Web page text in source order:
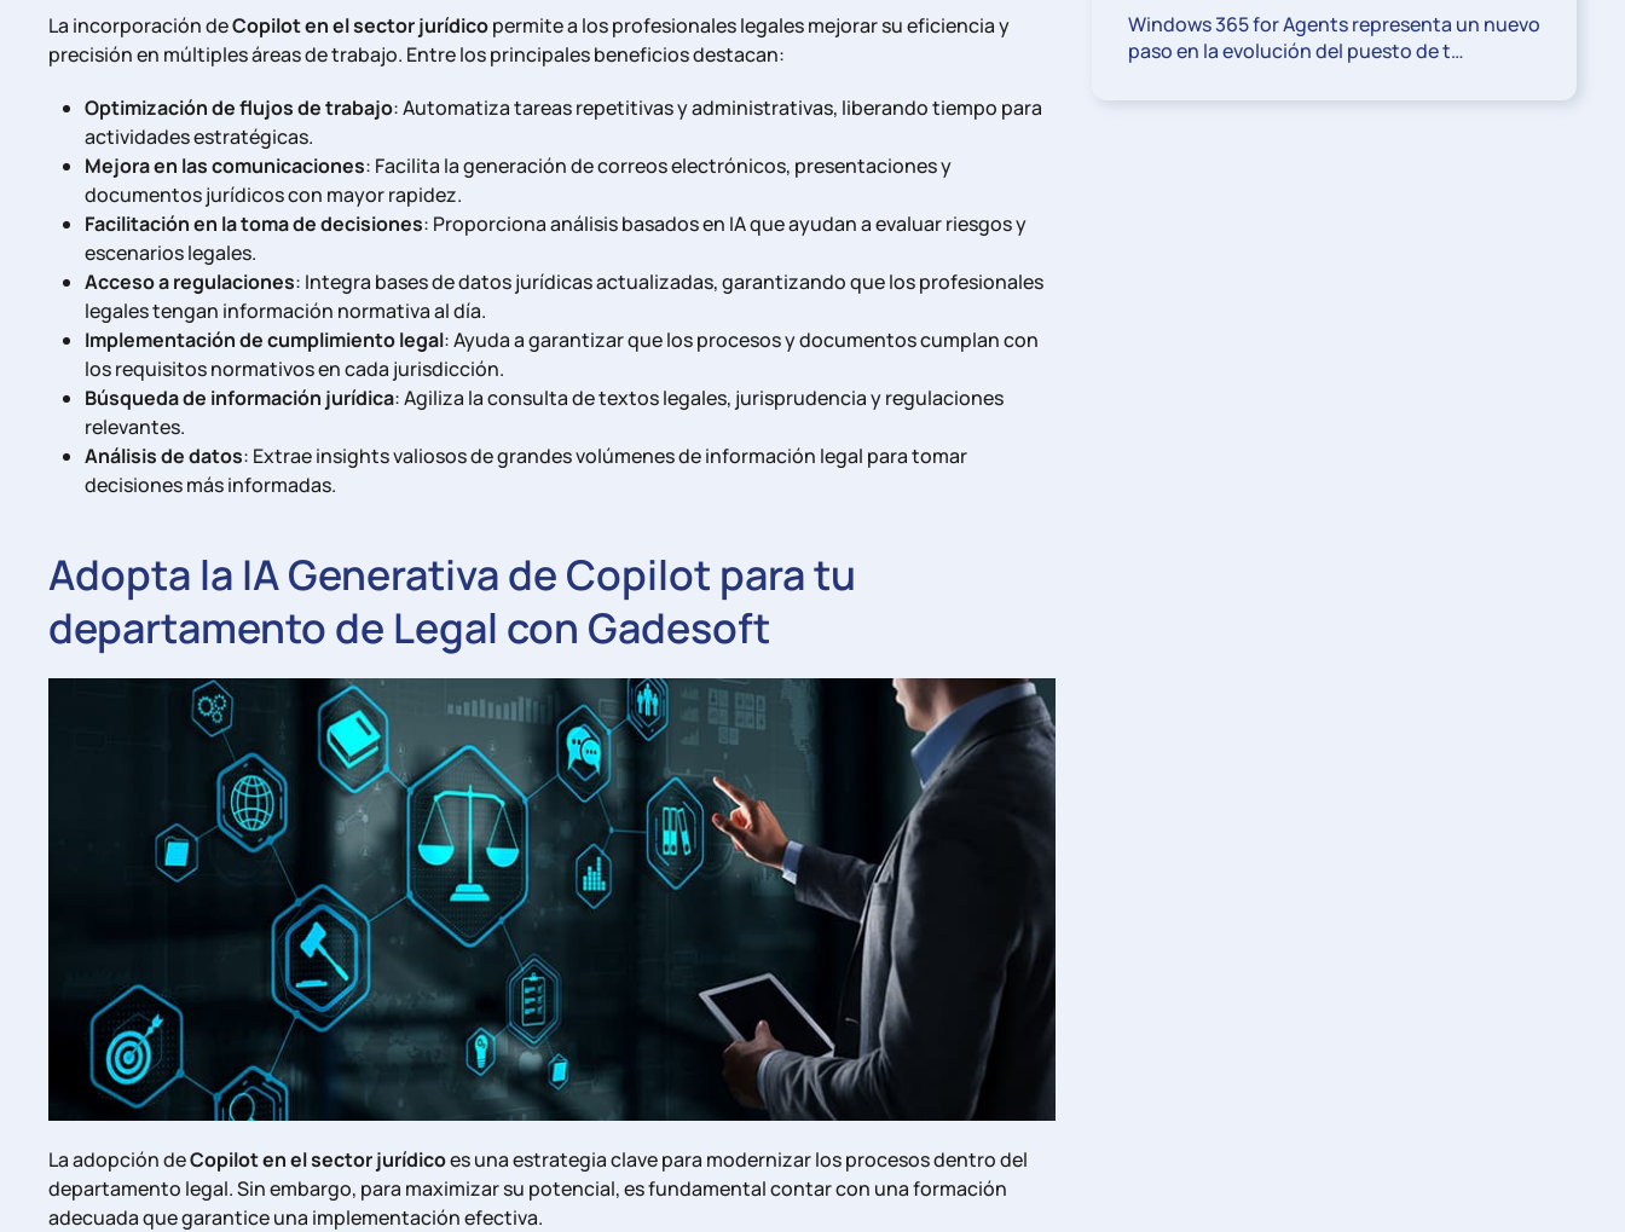
La incorporación deCopilot en el sector jurídicopermite a los profesionales legales mejorar su eficiencia y
precisión en múltiples áreas de trabajo. Entre los principales beneficios destacan:
Optimización de flujos de trabajo: Automatiza tareas repetitivas y administrativas, liberando tiempo para
actividades estratégicas.
Mejora en las comunicaciones: Facilita la generación de correos electrónicos, presentaciones y
documentos jurídicos con mayor rapidez.
Facilitación en la toma de decisiones: Proporciona análisis basados en IA que ayudan a evaluar riesgos y
escenarios legales.
Acceso a regulaciones: Integra bases de datos jurídicas actualizadas, garantizando que los profesionales
legales tengan información normativa al día.
Implementación de cumplimiento legal: Ayuda a garantizar que los procesos y documentos cumplan con
los requisitos normativos en cada jurisdicción.
Búsqueda de información jurídica: Agiliza la consulta de textos legales, jurisprudencia y regulaciones
relevantes.
Análisis de datos: Extrae insights valiosos de grandes volúmenes de información legal para tomar
decisiones más informadas.
Adopta la IA Generativa de Copilot para tu
departamento de Legal con Gadesoft
La adopción deCopilot en el sector jurídicoes una estrategia clave para modernizar los procesos dentro del
departamento legal. Sin embargo, para maximizar su potencial, es fundamental contar con una formación
adecuada que garantice una implementación efectiva.
Windows 365 for Agents representa un nuevo
paso en la evolución del puesto de t…